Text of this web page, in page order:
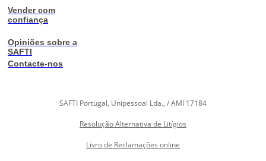
Vender com
confiança
Opiniões sobre a
SAFTI
Contacte-nos
SAFTI Portugal, Unipessoal Lda., / AMI 17184
Resolução Alternativa de Litígios
Livro de Reclamações online